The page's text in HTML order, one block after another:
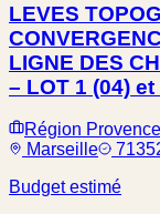
LEVES
LIGNE DES
– LOT 1 (04)
Région
Marseille
Budget estimé